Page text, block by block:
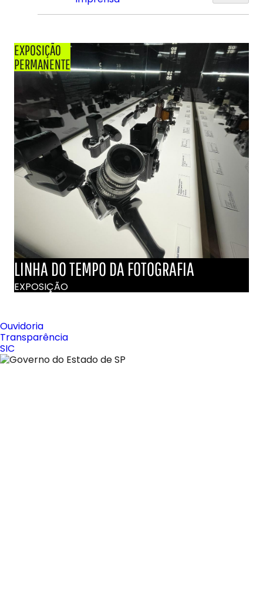
EXPOSIÇÃO
PERMANENTE
LINHA DO TEMPO DA FOTOGRAFIA
EXPOSIÇÃO
Ouvidoria
Transparência
SIC